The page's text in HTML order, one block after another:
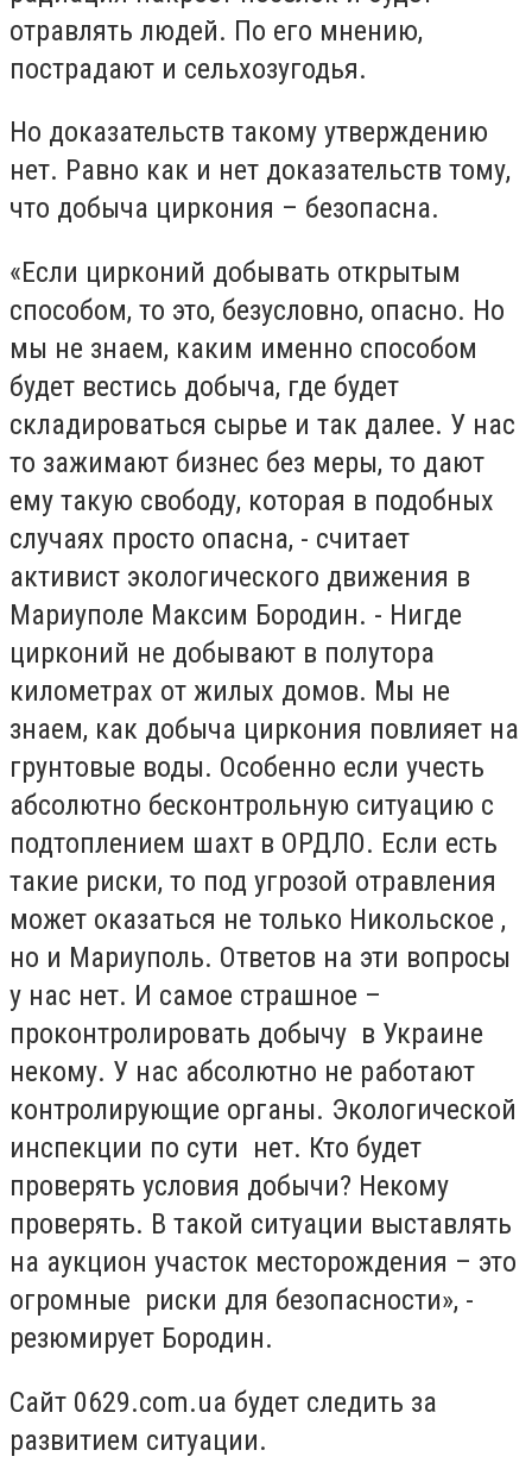
отравлять людей. По его мнению,
пострадают и сельхозугодья.
Но доказательств такому утверждению
нет. Равно как и нет доказательств тому,
что добыча циркония – безопасна.
«Если цирконий добывать открытым
способом, то это, безусловно, опасно. Но
мы не знаем, каким именно способом
будет вестись добыча, где будет
складироваться сырье и так далее. У нас
то зажимают бизнес без меры, то дают
ему такую свободу, которая в подобных
случаях просто опасна, - считает
активист экологического движения в
Мариуполе Максим Бородин. - Нигде
цирконий не добывают в полутора
километрах от жилых домов. Мы не
знаем, как добыча циркония повлияет на
грунтовые воды. Особенно если учесть
абсолютно бесконтрольную ситуацию с
подтоплением шахт в ОРДЛО. Если есть
такие риски, то под угрозой отравления
может оказаться не только Никольское ,
но и Мариуполь. Ответов на эти вопросы
у нас нет. И самое страшное –
проконтролировать добычу в Украине
некому. У нас абсолютно не работают
контролирующие органы. Экологической
инспекции по сути нет. Кто будет
проверять условия добычи? Некому
проверять. В такой ситуации выставлять
на аукцион участок месторождения – это
огромные риски для безопасности», -
резюмирует Бородин.
Сайт 0629.com.ua будет следить за
развитием ситуации.